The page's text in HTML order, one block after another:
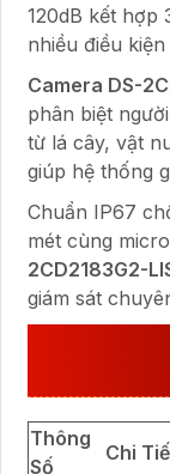
120dB kết hợp
nhiều điều
Camera DS-
phân biệt
từ lá cây, vật
giúp hệ thống
Chuẩn IP67
mét cùng
2CD2183G2-
giám sát
Thông
Số
Chi